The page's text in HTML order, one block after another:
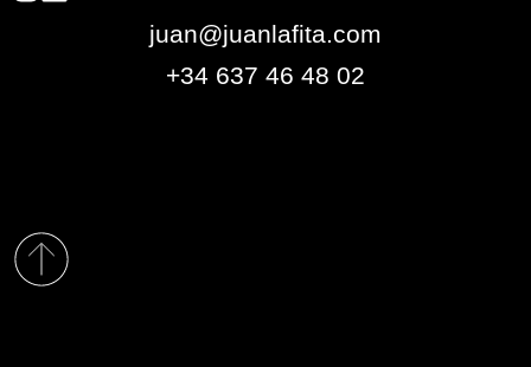
juan@juanlafita.com
+34 637 46 48 02